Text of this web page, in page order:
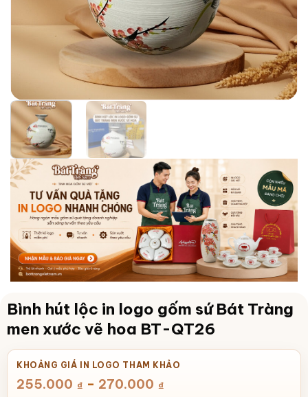
Bình hút lộc in logo gốm sứ Bát Tràng
men xước vẽ hoa BT-QT26
KHOẢNG GIÁ IN LOGO THAM KHẢO
255.000 ₫ - 270.000 ₫